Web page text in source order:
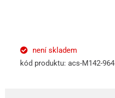
není skladem
kód produktu: acs-M142-964